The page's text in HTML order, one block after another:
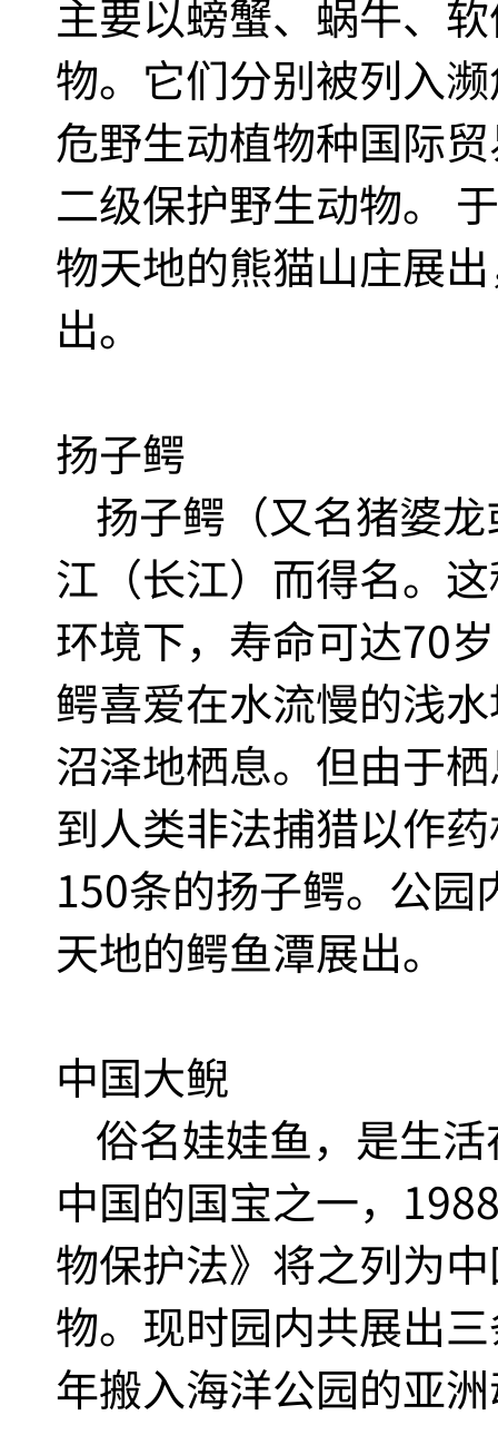
主要以螃蟹、蜗牛、
物。它们分别被列入
危野生动植物种国际
二级保护野生动物。
物天地的熊猫山庄展
出。
扬子鳄
扬子鳄（又名猪婆
江（长江）而得名。
环境下，寿命可达70
鳄喜爱在水流慢的浅
沼泽地栖息。但由于
到人类非法捕猎以作
150条的扬子鳄。公
天地的鳄鱼潭展出。
中国大鲵
俗名娃娃鱼，是生
中国的国宝之一，
物保护法》将之列为
物。现时园内共展出
年搬入海洋公园的亚